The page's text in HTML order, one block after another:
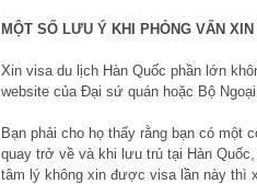
MỘT SỐ LƯU Ý KHI PHỎNG VẤN
Xin visa du lịch Hàn Quốc phần lớn
website của Đại sứ quán hoặc Bộ
Bạn phải cho họ thấy rằng bạn có một
quay trở về và khi lưu trú tại Hàn
tâm lý không xin được visa lần này thì